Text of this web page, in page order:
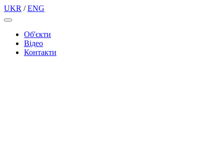
UKR /ENG
Об'єкти
Вiдео
Контакти